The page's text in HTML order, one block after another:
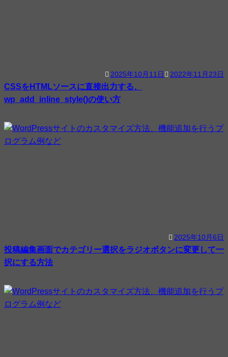
2025年10月11日 2022年11月23日
CSSをHTMLソースに直接出力する、
wp_add_inline_style()の使い方
2025年10月6日
投稿編集画面でカテゴリー選択をラジオボタンに変更して一
択にする方法